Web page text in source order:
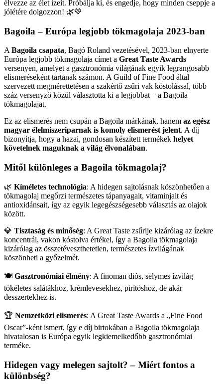
élvezze az élet ízeit. Próbálja ki, és engedje, hogy minden cseppje a
jólétére dolgozzon! 🌿💚
Bagoila – Európa legjobb tökmagolaja 2023-ban
ABagoila csapata, Bagó Roland vezetésével, 2023-ban elnyerte
Európa legjobb tökmagolaja címet a Great Taste Awards
versenyen, amelyet a gasztronómia világának egyik legrangosabb
elismeréseként tartanak számon. A Guild of Fine Food által
szervezett megmérettetésen a szakértő zsűri vak kóstolással, több
száz versenyző közül választotta ki a legjobbat – a Bagoila
tökmagolajat.
Ez az elismerés nem csupán a Bagoila márkának, hanem az egész
magyar élelmiszeriparnak is komoly elismerést jelent. A díj
bizonyítja, hogy a hazai, gondosan készített termékek helyet
követelnek maguknak a világ élvonalában.
Mitől különleges a Bagoila tökmagolaj?
🌿 Kíméletes technológia: A hidegen sajtolásnak köszönhetően a
tökmagolaj megőrzi természetes tápanyagait, vitaminjait és
antioxidánsait, így az egyik legegészségesebb választás az olajok
között.
💎 Tisztaság és minőség: A Great Taste zsűrije kizárólag az ízekre
koncentrál, vakon kóstolva értékel, így a Bagoila tökmagolaja
kizárólag az összetéveszthetetlen, természetes ízvilágának
köszönheti a győzelmét.
🍽 Gasztronómiai élmény: A finoman diós, selymes ízvilág
tökéletes salátákhoz, krémlevesekhez, pirítóshoz, de akár
desszertekhez is.
🏆 Nemzetközi elismerés: A Great Taste Awards a „Fine Food
Oscar”-ként ismert, így e díj birtokában a Bagoila tökmagolaja
hivatalosan is Európa egyik legkiemelkedőbb gasztronómiai
terméke.
Hidegen vagy melegen sajtolt? – Miért fontos a
különbség?